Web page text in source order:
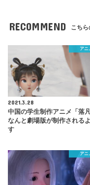
RECOMMEND こちら
アニ
2021.3.28
中国の学生制作アニメ「落凡
なんと劇場版が制作される
す
アニ